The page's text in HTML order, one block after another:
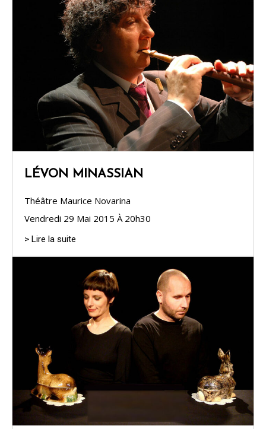
LÉVON MINASSIAN
Théâtre Maurice Novarina
Vendredi 29 Mai 2015 À 20h30
> Lire la suite